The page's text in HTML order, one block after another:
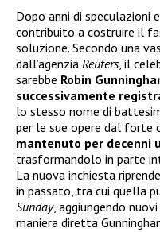
Dopo anni di speculazioni
contribuito a costruire il
soluzione. Secondo una
dall’agenzia Reuters, il
sarebbe Robin
successivamente
lo stesso nome di
per le sue opere dal forte
mantenuto per decenni
trasformandolo in parte
La nuova inchiesta
in passato, tra cui quella
Sunday, aggiungendo
maniera diretta